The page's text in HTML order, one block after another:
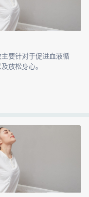
要针对于促进血液循
放松身心。